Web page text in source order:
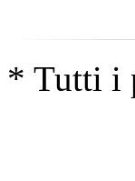
* Tutti i